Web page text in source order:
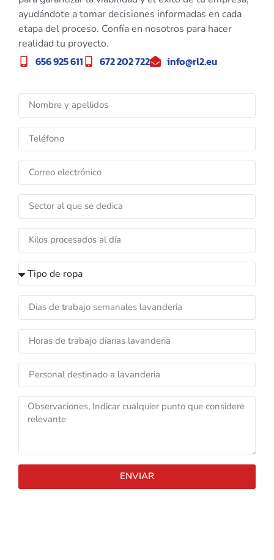
ayudándote a tomar decisiones informadas en cada
etapa del proceso. Confía en nosotros para hacer
realidad tu proyecto.
656 925 611 672 202 722 info@rl2.eu
ENVIAR